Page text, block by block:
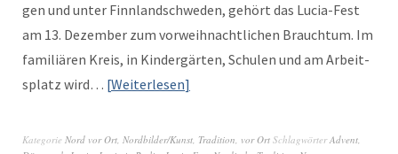
gen und unter Finn­land­schwe­den, gehört das Lucia-Fest
am 13. Dezem­ber zum vor­wei­h­nachtlichen Brauch­tum. Im
famil­iären Kreis, in Kindergärten, Schulen und am Arbeit­
splatz wird… Weit­er­lesen
Kategorie Nord vor Ort, Nordbilder/Kunst, Tradition, vor Ort SchlagwörterAdvent,